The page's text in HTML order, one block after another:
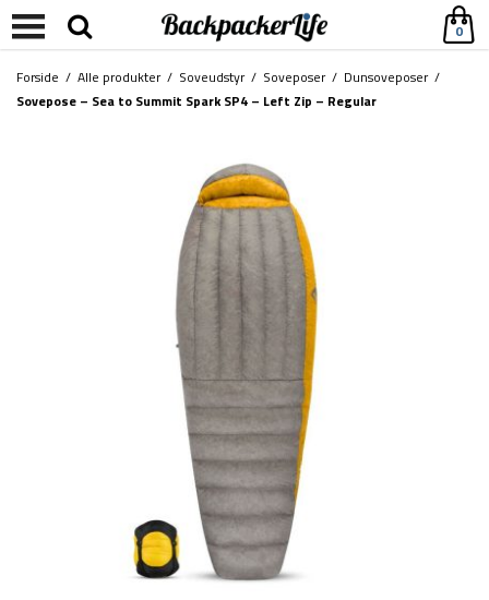
0
Forside / Alle produkter/ Soveudstyr/ Soveposer/ Dunsoveposer/
Sovepose – Sea to Summit Spark SP4 – Left Zip – Regular